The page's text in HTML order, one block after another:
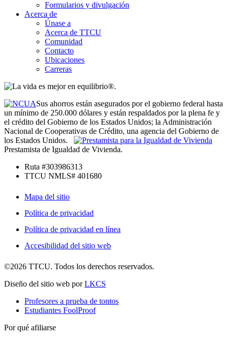
Formularios y divulgación
Acerca de
Únase a
Acerca de TTCU
Comunidad
Contacto
Ubicaciones
Carreras
Sus ahorros están asegurados por el gobierno federal hasta
un mínimo de 250.000 dólares y están respaldados por la plena fe y
el crédito del Gobierno de los Estados Unidos; la Administración
Nacional de Cooperativas de Crédito, una agencia del Gobierno de
los Estados Unidos.
Prestamista de Igualdad de Vivienda.
Ruta #303986313
TTCU NMLS# 401680
Mapa del sitio
Política de privacidad
Política de privacidad en línea
Accesibilidad del sitio web
©2026 TTCU. Todos los derechos reservados.
Diseño del sitio web porLKCS
Profesores a prueba de tontos
Estudiantes FoolProof
Por qué afiliarse